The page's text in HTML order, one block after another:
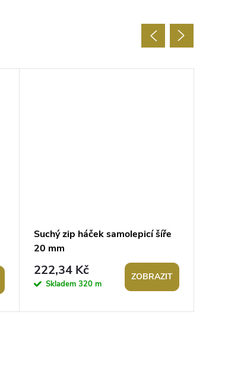
Suchý zip háček samolepicí šíře
20 mm
222,34 Kč
Skladem 320 m
ZOBRAZIT